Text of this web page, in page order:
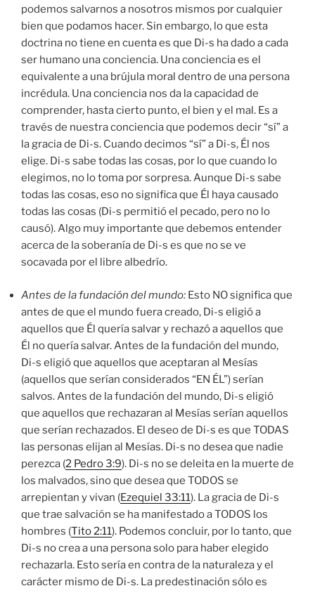
podemos salvarnos a nosotros mismos por cualquier
bien que podamos hacer. Sin embargo, lo que esta
doctrina no tiene en cuenta es que Di-s ha dado a cada
ser humano una conciencia. Una conciencia es el
equivalente a una brújula moral dentro de una persona
incrédula. Una conciencia nos da la capacidad de
comprender, hasta cierto punto, el bien y el mal. Es a
través de nuestra conciencia que podemos decir “sí” a
la gracia de Di-s. Cuando decimos “sí” a Di-s, Él nos
elige. Di-s sabe todas las cosas, por lo que cuando lo
elegimos, no lo toma por sorpresa. Aunque Di-s sabe
todas las cosas, eso no significa que Él haya causado
todas las cosas (Di-s permitió el pecado, pero no lo
causó). Algo muy importante que debemos entender
acerca de la soberanía de Di-s es que no se ve
socavada por el libre albedrío.
Antes de la fundación del mundo: Esto NO significa que
antes de que el mundo fuera creado, Di-s eligió a
aquellos que Él quería salvar y rechazó a aquellos que
Él no quería salvar. Antes de la fundación del mundo,
Di-s eligió que aquellos que aceptaran al Mesías
(aquellos que serían considerados “EN ÉL”) serían
salvos. Antes de la fundación del mundo, Di-s eligió
que aquellos que rechazaran al Mesías serían aquellos
que serían rechazados. El deseo de Di-s es que TODAS
las personas elijan al Mesías. Di-s no desea que nadie
perezca (2 Pedro 3:9). Di-s no se deleita en la muerte de
los malvados, sino que desea que TODOS se
arrepientan y vivan (Ezequiel 33:11). La gracia de Di-s
que trae salvación se ha manifestado a TODOS los
hombres (Tito 2:11). Podemos concluir, por lo tanto, que
Di-s no crea a una persona solo para haber elegido
rechazarla. Esto sería en contra de la naturaleza y el
carácter mismo de Di-s. La predestinación sólo es